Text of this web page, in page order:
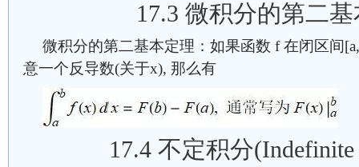
17.3 微积分的第二
微积分的第二基本定理：如果函数 f 在闭区间
意一个反导数(关于x), 那么有
17.4 不定积分(Indefinite